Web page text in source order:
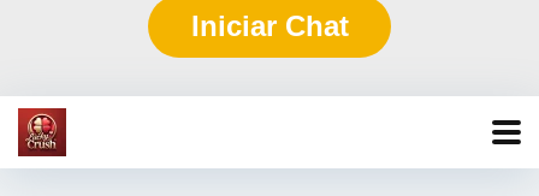
Iniciar Chat